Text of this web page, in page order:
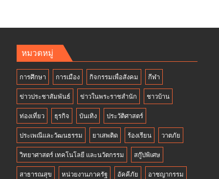
หมวดหมู่
การศึกษา การเมือง กิจกรรมเพื่อสังคม กีฬา
ข่าวประชาสัมพันธ์ ข่าวในพระราชสำนัก ชาวบ้าน
ท่องเที่ยว ธุรกิจ บันเทิง ประวัติศาสตร์
ประเพณีและวัฒนธรรม ยาเสพติด ร้องเรียน วาตภัย
วิทยาศาสตร์ เทคโนโลยี และนวัตกรรม สกู๊ปพิเศษ
สาธารณสุข หน่วยงานภาครัฐ อัคคีภัย อาชญากรรม